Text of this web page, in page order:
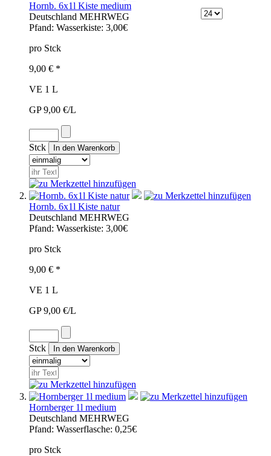
Hornb. 6x1l Kiste medium
Deutschland MEHRWEG
Pfand: Wasserkiste: 3,00€
pro Stck
9,00 € *
VE 1 L
GP 9,00 €/L
Stck
Hornb. 6x1l Kiste natur
Deutschland MEHRWEG
Pfand: Wasserkiste: 3,00€
pro Stck
9,00 € *
VE 1 L
GP 9,00 €/L
Stck
Hornberger 1l medium
Deutschland MEHRWEG
Pfand: Wasserflasche: 0,25€
pro Stck